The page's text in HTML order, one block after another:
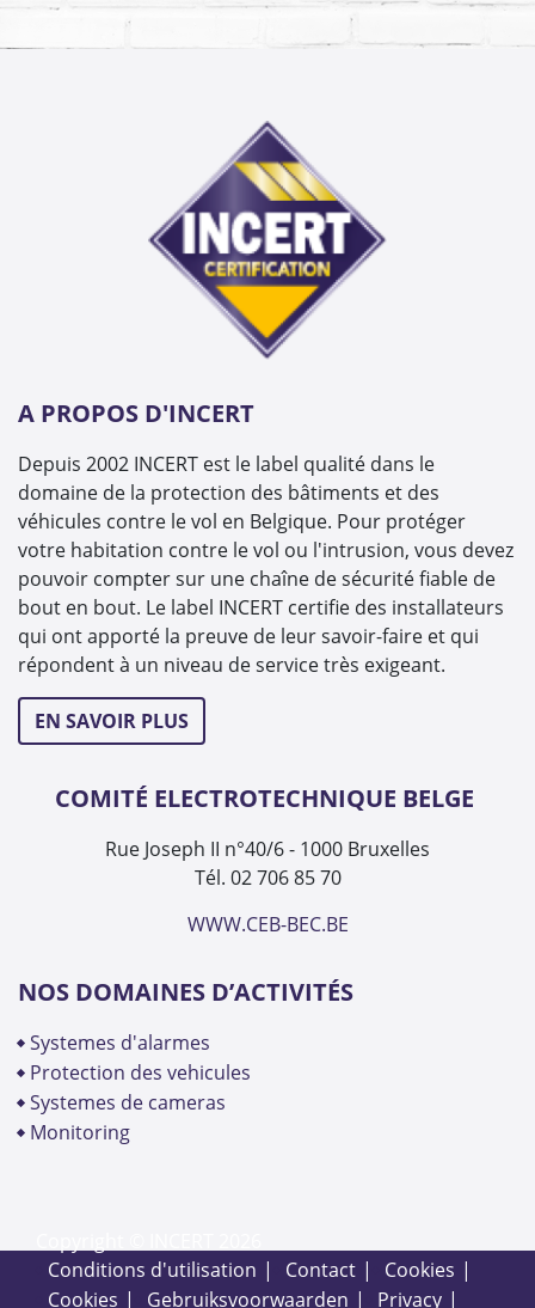
A PROPOS D'INCERT
Depuis 2002 INCERT est le label qualité dans le
domaine de la protection des bâtiments et des
véhicules contre le vol en Belgique. Pour protéger
votre habitation contre le vol ou l'intrusion, vous devez
pouvoir compter sur une chaîne de sécurité fiable de
bout en bout. Le label INCERT certifie des installateurs
qui ont apporté la preuve de leur savoir-faire et qui
répondent à un niveau de service très exigeant.
EN SAVOIR PLUS
COMITÉ ELECTROTECHNIQUE BELGE
Rue Joseph II n°40/6 - 1000 Bruxelles
Tél. 02 706 85 70
WWW.CEB-BEC.BE
NOS DOMAINES D’ACTIVITÉS
systemes d'alarmes
protection des vehicules
systemes de cameras
monitoring
conditions d'utilisation
contact
cookies
cookies
gebruiksvoorwaarden privacy